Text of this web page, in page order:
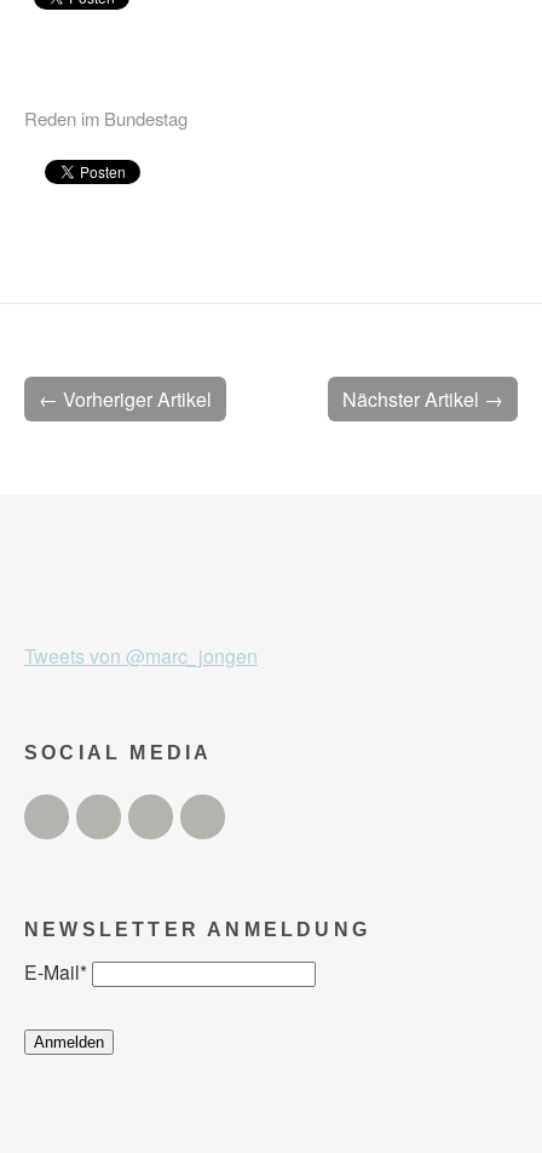
Reden im Bundestag
Nächster Artikel →
← Vorheriger Artikel
Tweets von @marc_jongen
SOCIAL MEDIA
Twitter FacebookInstagram
NEWSLETTER ANMELDUNG
E-Mail*